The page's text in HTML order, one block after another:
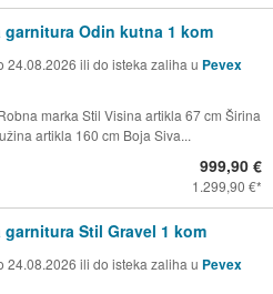
garnitura Odin kutna 1 kom
24.08.2026 ili do isteka zaliha u Pevex
marka Stil Visina artikla 67 cm Širina
artikla 160 cm Boja Siva...
999,90 €
1.299,90 €
garnitura Stil Gravel 1 kom
24.08.2026 ili do isteka zaliha u Pevex